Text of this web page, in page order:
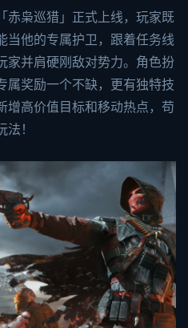
赤枭巡猎」正式上线，玩家既
当他的专属护卫，跟着任务线
家并肩硬刚敌对势力。角色扮
属奖励一个不缺，更有独特技
增高价值目标和移动热点，苟
！